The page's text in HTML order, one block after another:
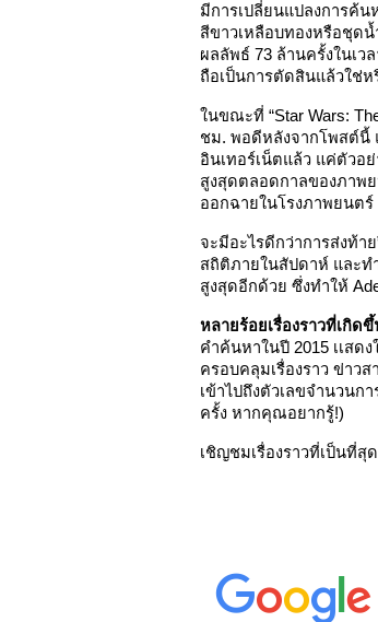
มีการเปลี่ยนแปลงการค้
สีขาวเหลือบทองหรือชุดน้
ผลลัพธ์ 73 ล้านครั้งในเ
ถือเป็นการตัดสินแล้วใช่ห
ในขณะที่ “Star Wars:
ชม. พอดีหลังจากโพสต์นี้
อินเทอร์เน็ตแล้ว แค่ตัวอ
สูงสุดตลอดกาลของภาพย
ออกฉายในโรงภาพยนต
จะมีอะไรดีกว่าการส่งท้า
สถิติภายในสัปดาห์ และ
สูงสุดอีกด้วย ซึ่งทำให้
หลายร้อยเรื่องราวที่เกิดขึ้
คำค้นหาในปี 2015 เเสด
ครอบคลุมเรื่องราว ข่าว
เข้าไปถึงตัวเลขจำนวนก
ครั้ง หากคุณอยากรู้!)
เชิญชมเรื่องราวที่เป็นที่สุ